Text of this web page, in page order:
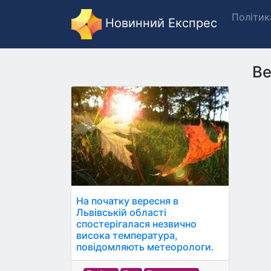
Новинний Експрес
На початку вересня в
Львівській області
спостерігалася незвично
висока температура,
повідомляють метеорологи.